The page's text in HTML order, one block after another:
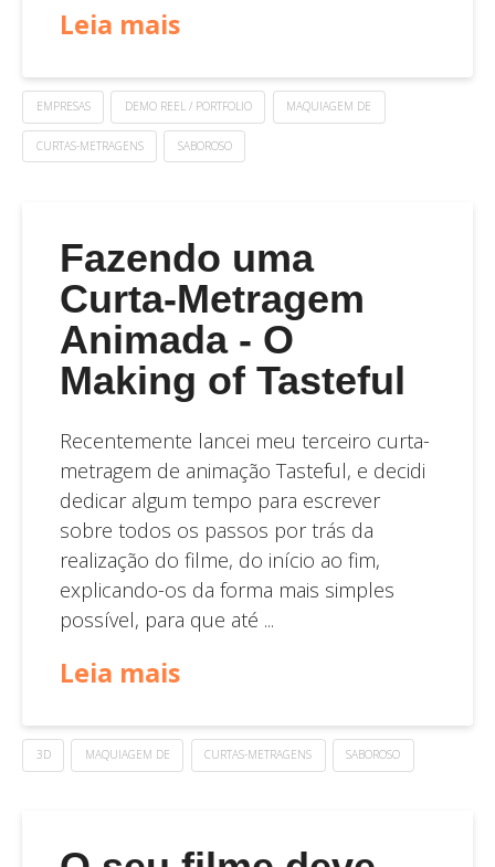
Leia mais
EMPRESAS DEMO REEL / PORTFOLIO MAQUIAGEM DE
CURTAS-METRAGENS SABOROSO
Fazendo uma
Curta-Metragem
Animada - O
Making of Tasteful
Recentemente lancei meu terceiro curta-
metragem de animação Tasteful, e decidi
dedicar algum tempo para escrever
sobre todos os passos por trás da
realização do filme, do início ao fim,
explicando-os da forma mais simples
possível, para que até ...
Leia mais
3D MAQUIAGEM DE CURTAS-METRAGENS SABOROSO